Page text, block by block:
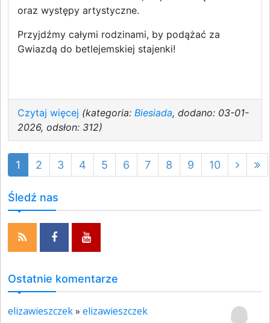
oraz występy artystyczne.
Przyjdźmy całymi rodzinami, by podążać za
Gwiazdą do betlejemskiej stajenki!
Czytaj więcej (kategoria: Biesiada, dodano: 03-01-
2026, odsłon: 312)
1 2 3 4 5 6 7 8 9 10
Śledź nas
Ostatnie komentarze
elizawieszczek» elizawieszczek